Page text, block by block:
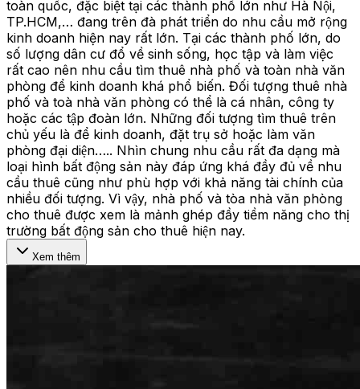
toàn quốc, đặc biệt tại các thành phố lớn như Hà Nội,
TP.HCM,… đang trên đà phát triển do nhu cầu mở rộng
kinh doanh hiện nay rất lớn. Tại các thành phố lớn, do
số lượng dân cư đổ về sinh sống, học tập và làm việc
rất cao nên nhu cầu tìm thuê nhà phố và toàn nhà văn
phòng để kinh doanh khá phổ biến. Đối tượng thuê nhà
phố và toà nhà văn phòng có thể là cá nhân, công ty
hoặc các tập đoàn lớn. Những đối tượng tìm thuê trên
chủ yếu là để kinh doanh, đặt trụ sở hoặc làm văn
phòng đại diện….. Nhìn chung nhu cầu rất đa dạng mà
loại hình bất động sản này đáp ứng khá đầy đủ về nhu
cầu thuê cũng như phù hợp với khả năng tài chính của
nhiều đối tượng. Vì vậy, nhà phố và tòa nhà văn phòng
cho thuê được xem là mảnh ghép đầy tiềm năng cho thị
trường bất động sản cho thuê hiện nay.
Xem thêm